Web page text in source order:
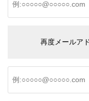
再度メールア